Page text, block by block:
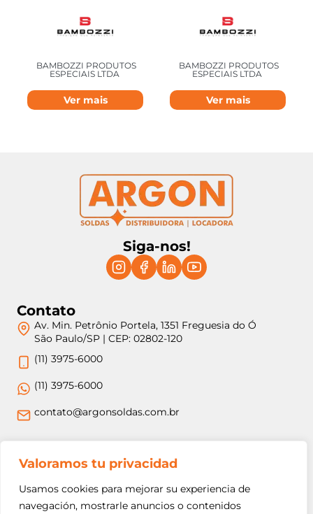
Valoramos tu privacidad
Usamos cookies para mejorar su experiencia de
navegación, mostrarle anuncios o contenidos
BAMBOZZI PRODUTOS
ESPECIAIS LTDA
Ver mais
BAMBOZZI PRODUTOS
ESPECIAIS LTDA
Ver mais
Siga-nos!
Contato
Av. Min. Petrônio Portela, 1351 Freguesia do Ó
São Paulo/SP | CEP: 02802-120
(11) 3975-6000
(11) 3975-6000
contato@argonsoldas.com.br
Jurídico
Termos e Condições
Política de Privacidade